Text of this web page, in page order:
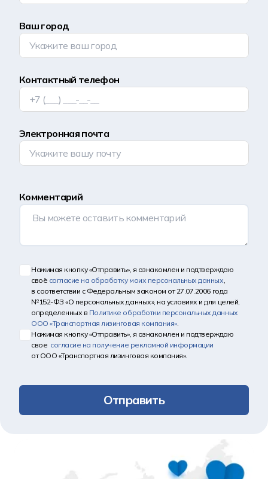
Ваш город
Контактный телефон
Электронная почта
Комментарий
Нажимая кнопку «Отправить», я ознакомлен и подтверждаю
своё согласие на обработку моих персональных данных
в соответствии с Федеральным законом от 27.07.2006 года
№152-ФЗ «О персональных данных», на условиях и для целей,
определенных в Политике обработки персональных данных
ООО «Транспортная лизинговая компания».
Нажимая кнопку «Отправить», я ознакомлен и подтверждаю
свое согласие на получение рекламной информации
от ООО «Транспортная лизинговая компания».
Отправить
Другие новости